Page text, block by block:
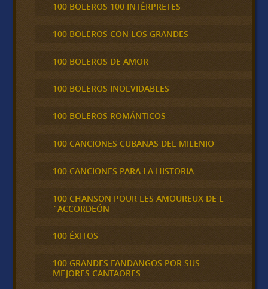
100 BOLEROS 100 INTÉRPRETES
100 BOLEROS CON LOS GRANDES
100 BOLEROS DE AMOR
100 BOLEROS INOLVIDABLES
100 BOLEROS ROMÁNTICOS
100 CANCIONES CUBANAS DEL MILENIO
100 CANCIONES PARA LA HISTORIA
100 CHANSON POUR LES AMOUREUX DE L
´ACCORDEÓN
100 ÉXITOS
100 GRANDES FANDANGOS POR SUS
MEJORES CANTAORES